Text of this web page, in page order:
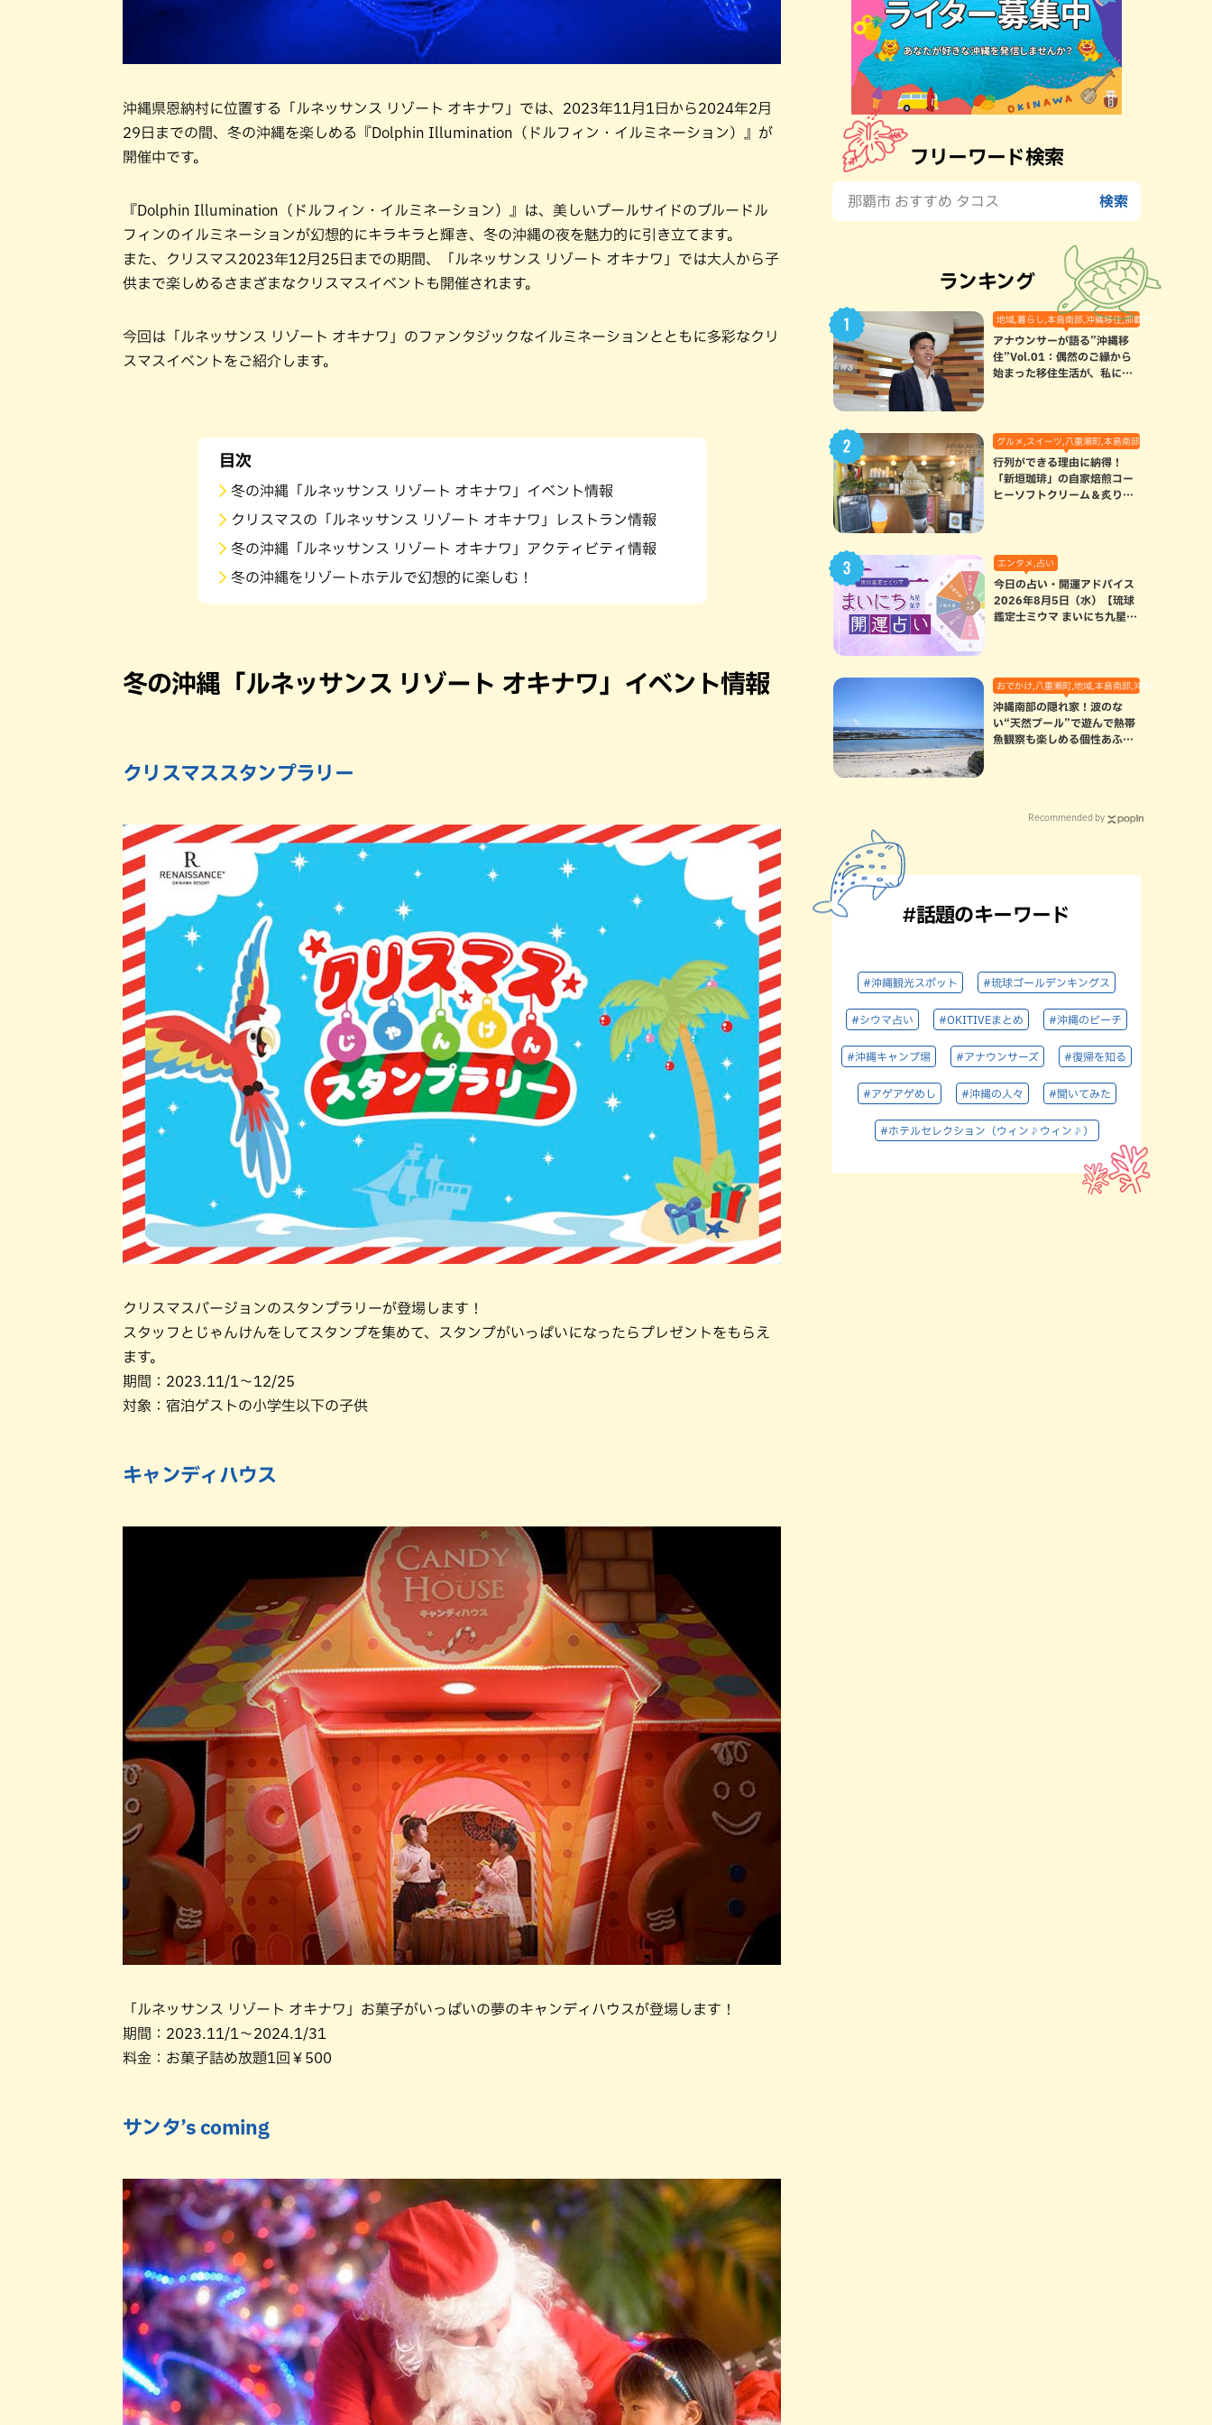
沖縄県恩納村に位置する「ルネッサンス リゾート オキナワ」では、2023年11月1日から2024年2月
29日までの間、冬の沖縄を楽しめる『Dolphin Illumination（ドルフィン・イルミネーション）』が
開催中です。
『Dolphin Illumination（ドルフィン・イルミネーション）』は、美しいプールサイドのブルードル
フィンのイルミネーションが幻想的にキラキラと輝き、冬の沖縄の夜を魅力的に引き立てます。
また、クリスマス2023年12月25日までの期間、「ルネッサンス リゾート オキナワ」では大人から子
供まで楽しめるさまざまなクリスマスイベントも開催されます。
今回は「ルネッサンス リゾート オキナワ」のファンタジックなイルミネーションとともに多彩なクリ
スマスイベントをご紹介します。
目次
冬の沖縄「ルネッサンス リゾート オキナワ」イベント情報
クリスマスの「ルネッサンス リゾート オキナワ」レストラン情報
冬の沖縄「ルネッサンス リゾート オキナワ」アクティビティ情報
冬の沖縄をリゾートホテルで幻想的に楽しむ！
冬の沖縄「ルネッサンス リゾート オキナワ」イベント情報
クリスマススタンプラリー
クリスマスバージョンのスタンプラリーが登場します！
スタッフとじゃんけんをしてスタンプを集めて、スタンプがいっぱいになったらプレゼントをもらえ
ます。
期間：2023.11/1～12/25
対象：宿泊ゲストの小学生以下の子供
キャンディハウス
「ルネッサンス リゾート オキナワ」お菓子がいっぱいの夢のキャンディハウスが登場します！
期間：2023.11/1～2024.1/31
料金：お菓子詰め放題1回￥500
サンタ’s coming
フリーワード検索
ランキング
地域,暮らし,本島南部,沖縄移住,那覇市
アナウンサーが語る”沖縄移
住”Vol.01：偶然のご縁から
始まった移住生活が、私にと
グルメ,スイーツ,八重瀬町,本島南部
行列ができる理由に納得！
「新垣珈琲」の自家焙煎コー
ヒーソフトクリーム＆炙りマ
エンタメ,占い
今日の占い・開運アドバイス
2026年8月5日（水）【琉球
鑑定士ミウマ まいにち九星気
おでかけ,八重瀬町,地域,本島南部,沖縄の海,自然
沖縄南部の隠れ家！波のな
い“天然プール”で遊んで熱帯
魚観察も楽しめる個性あふれ
Recommended by
#話題のキーワード
#沖縄観光スポット #琉球ゴールデンキングス
#シウマ占い #OKITIVEまとめ #沖縄のビーチ
#沖縄キャンプ場 #アナウンサーズ #復帰を知る
#アゲアゲめし #沖縄の人々 #聞いてみた
#ホテルセレクション（ウィン♪ウィン♪）